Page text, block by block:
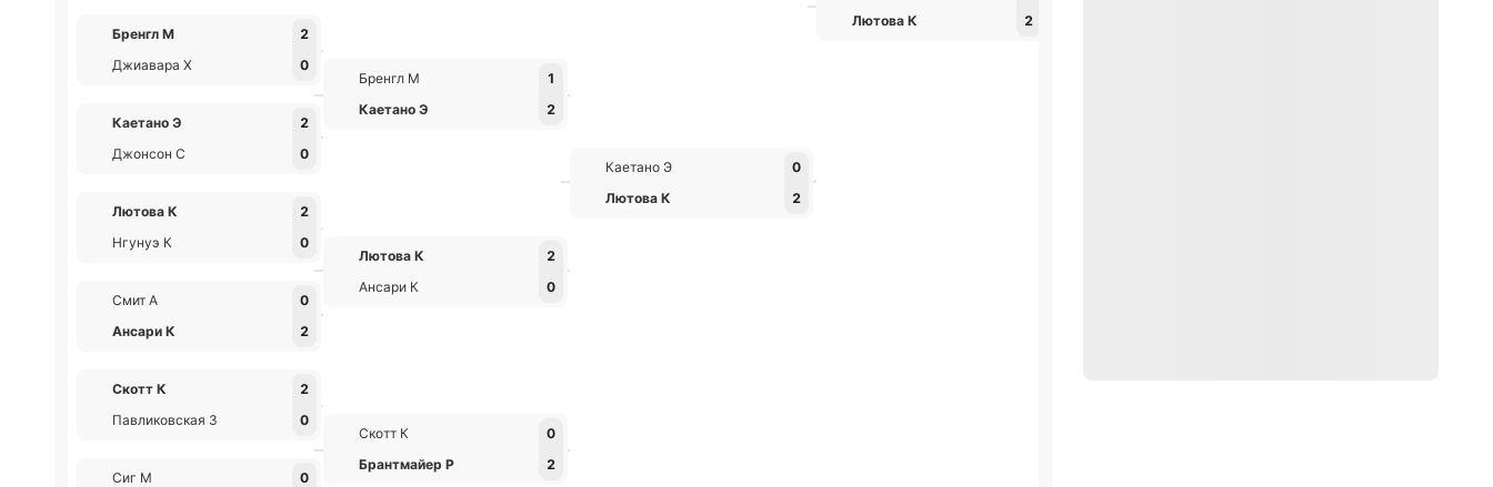
Бренгл М
2
Джиавара Х
0
Каетано Э
2
Джонсон С
0
Лютова К
2
Нгунуэ К
0
Смит А
0
Ансари К
2
Скотт К
2
Павликовская З
0
Сиг М 0
Бренгл М
1
Каетано Э
2
Лютова К
2
Ансари К
0
Скотт К
0
Брантмайер Р
2
Каетано Э
0
Лютова К
2
Лютова К
2